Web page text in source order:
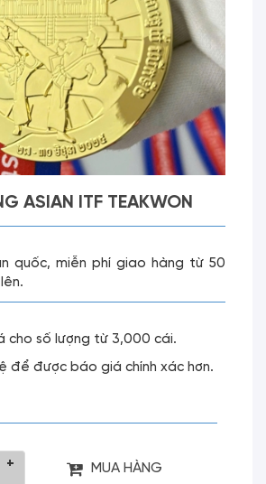
ASIAN ITF TEAKWON
quốc, miễn phí giao hàng từ 50
cho số lượng từ 3,000 cái.
để được báo giá chính xác hơn.
+ MUA HÀNG